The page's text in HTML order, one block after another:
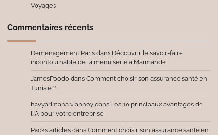
Voyages
Commentaires récents
Déménagement Paris dans Découvrir le savoir-faire
incontournable de la menuiserie à Marmande
JamesPoodo dans Comment choisir son assurance santé en
Tunisie ?
havyarimana vianney dans Les 10 principaux avantages de
l’IA pour votre entreprise
Packs articles dans Comment choisir son assurance santé en